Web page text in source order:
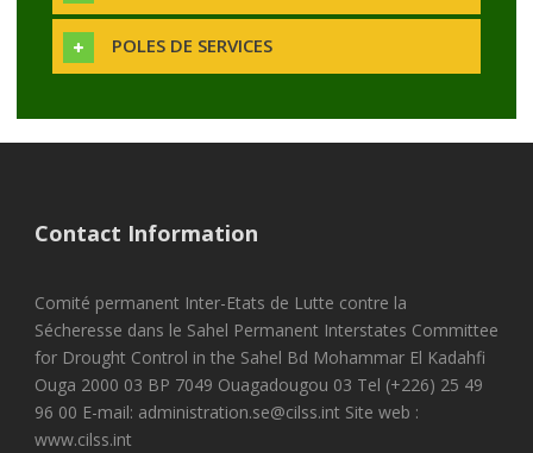
POLES DE SERVICES
Contact Information
Comité permanent Inter-Etats de Lutte contre la
Sécheresse dans le Sahel Permanent Interstates Committee
for Drought Control in the Sahel Bd Mohammar El Kadahfi
Ouga 2000 03 BP 7049 Ouagadougou 03 Tel (+226) 25 49
96 00 E-mail: administration.se@cilss.int Site web :
www.cilss.int